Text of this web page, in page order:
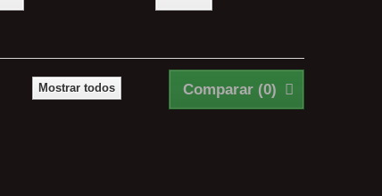
Comparar (0)
Mostrar todos